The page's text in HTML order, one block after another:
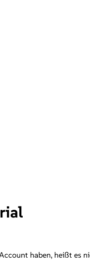
haben, heißt es